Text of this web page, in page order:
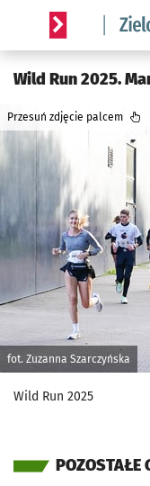
Serwis
Wild Run 2025.
fot. Zuzanna Szarczyńska
Przesuń zdjęcie palcem
Wild Run 2025
POZOSTAŁE